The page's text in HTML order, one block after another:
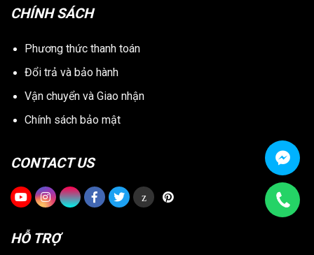
CHÍNH SÁCH
Phương thức thanh toán
Đổi trả và bảo hành
Vận chuyển và Giao nhận
Chính sách bảo mật
CONTACT US
z
HỖ TRỢ